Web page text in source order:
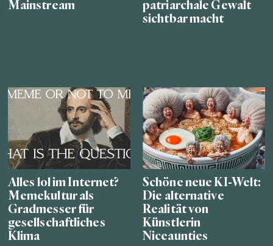
Mainstream
patriarchale Gewalt
sichtbar macht
Alles lol im Internet?
Memekultur als
Gradmesser für
gesellschaftliches
Klima
Schöne neue KI-Welt:
Die alternative
Realität von
Künstlerin
Niceaunties